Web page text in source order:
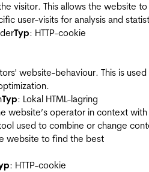
visitor. This allows the website to
user-visits for analysis and
Typ: HTTP-cookie
website-behaviour. This is
Typ: Lokal HTML-lagring
website’s operator in context with
used to combine or change
website to find the best
: HTTP-cookie